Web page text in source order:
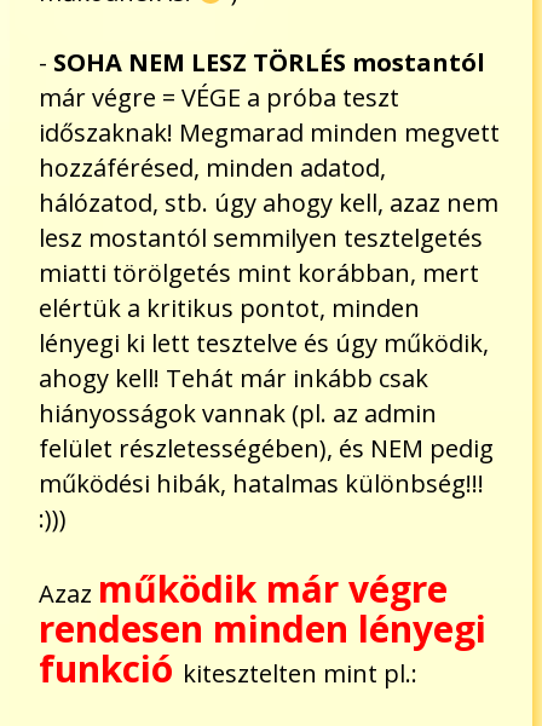
- SOHA NEM LESZ TÖRLÉS mostantól
már végre = VÉGE a próba teszt
időszaknak! Megmarad minden megvett
hozzáférésed, minden adatod,
hálózatod, stb. úgy ahogy kell, azaz nem
lesz mostantól semmilyen tesztelgetés
miatti törölgetés mint korábban, mert
elértük a kritikus pontot, minden
lényegi ki lett tesztelve és úgy működik,
ahogy kell! Tehát már inkább csak
hiányosságok vannak (pl. az admin
felület részletességében), és NEM pedig
működési hibák, hatalmas különbség!!!
:)))
Azaz működik már végre
rendesen minden lényegi
funkció kitesztelten mint pl.: